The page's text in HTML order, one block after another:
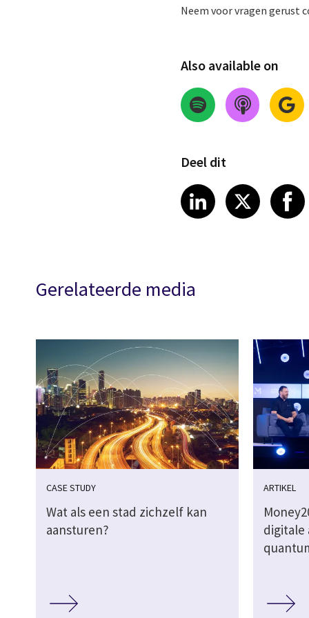
Neem voor vragen gerust
Also available on
Deel dit
Share on
LinkedIn
Share
X
Gerelateerde media
CASE STUDY
Wat als een stad zichzelf kan
aansturen?
ARTIKEL
digitale